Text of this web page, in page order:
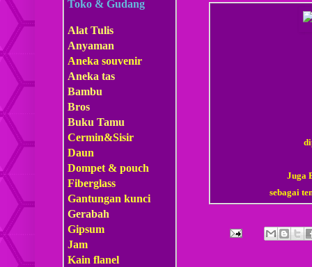
Juga
sebagai
Toko & Gudang
Alat Tulis
Anyaman
Aneka souvenir
Aneka tas
Bambu
Bros
Buku Tamu
Cermin&Sisir
Daun
Dompet & pouch
Fiberglass
Gantungan kunci
Gerabah
Gipsum
Jam
Kain flanel